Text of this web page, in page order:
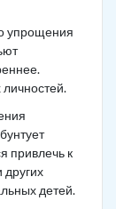
упрощения
привлечь к
других
детей.